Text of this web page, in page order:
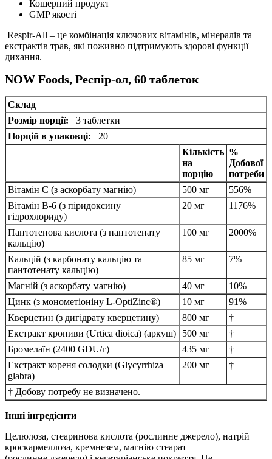
Кошерний продукт
GMP якості
Respir-All – це комбінація ключових вітамінів, мінералів та
екстрактів трав, які поживно підтримують здорові функції
дихання.
NOW Foods, Респір-ол, 60 таблеток
Склад
Розмір порції:
3 таблетки
Порцій в упаковці:
20
Кількість
на
порцію
%
Добової
потреби
Вітамін С (з аскорбату магнію)
500 мг
556%
Вітамін B-6 (з піридоксину
гідрохлориду)
20 мг 1176%
Пантотенова кислота (з пантотенату
кальцію)
100 мг 2000%
Кальцій (з карбонату кальцію та
пантотенату кальцію)
85 мг 7%
Магній (з аскорбату магнію) 40 мг
10%
Цинк (з монометіоніну L-OptiZinc®)
10 мг
91%
Кверцетин (з дигідрату кверцетину)
800 мг
†
Екстракт кропиви (Urtica dioica) (аркуш)
500 мг
†
Бромелаїн (2400 GDU/г)
435 мг
†
Екстракт кореня солодки (Glycyrrhiza
glabra)
200 мг †
† Добову потребу не визначено.
Інші інгредієнти
Целюлоза, стеаринова кислота (рослинне джерело), ​​натрій
кроскармеллоза, кремнезем, магнію стеарат